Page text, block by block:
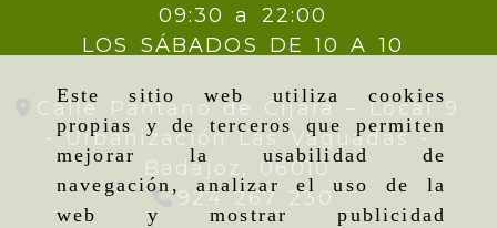
Este sitio web utiliza cookies
propias y de terceros que permiten
mejorar la usabilidad de
navegación, analizar el uso de la
web y mostrar publicidad
09:30 a 22:00
LOS SÁBADOS DE 10 A 10
Calle Pantano de Cijara – Local 9
- Urbanización Las Vaguadas -
Badajoz, 06010
924 267 230